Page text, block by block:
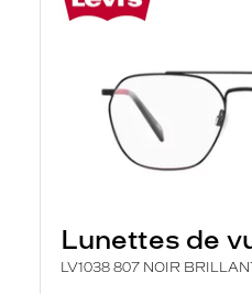
Lunettes de
LV1038 807 NOIR